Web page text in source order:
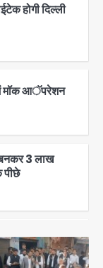
होगी दिल्ली
में मॉक आॅपरेशन
बनकर 3 लाख
49 में 18
पर नहीं मिली